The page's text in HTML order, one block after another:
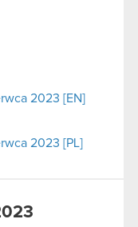
2023 [EN]
2023 [PL]